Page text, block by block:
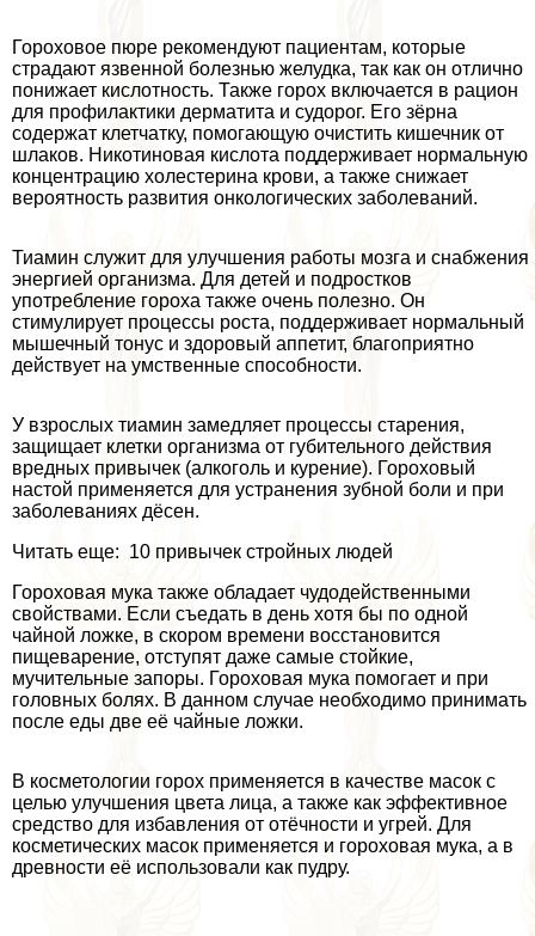
Гороховое пюре рекомендуют пациентам, которые
страдают язвенной болезнью желудка, так как он отлично
понижает кислотность. Также горох включается в рацион
для профилактики дерматита и судорог. Его зёрна
содержат клетчатку, помогающую очистить кишечник от
шлаков. Никотиновая кислота поддерживает нормальную
концентрацию холестерина крови, а также снижает
вероятность развития oнкoлoгических заболеваний.
Тиамин служит для улучшения работы мозга и снабжения
энергией организма. Для детей и подростков
употрeбление гороха также очень полезно. Он
стимулирует процессы роста, поддерживает нормальный
мышечный тонус и здоровый аппетит, благоприятно
действует на умственные способности.
У взрослых тиамин замедляет процессы старения,
защищает клетки организма от губительного действия
вредных привычек (алкоголь и курение). Гороховый
настой применяется для устранения зубной боли и при
заболеваниях дёсен.
Читать еще: 10 привычек стройных людей
Гороховая мука также обладает чудодейственными
свойствами. Если съедать в день хотя бы по одной
чайной ложке, в скором времени восстановится
пищеварение, отступят даже самые стойкие,
мучительные запоры. Гороховая мука помогает и при
головных болях. В данном случае необходимо принимать
после еды две её чайные ложки.
В косметологии горох применяется в качестве масок с
целью улучшения цвета лица, а также как эффективное
средство для избавления от отёчности и угрей. Для
косметических масок применяется и гороховая мука, а в
древности её использовали как пудру.